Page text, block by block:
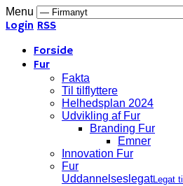
Menu
Login RSS
Forside
Fur
Fakta
Til tilflyttere
Helhedsplan 2024
Udvikling af Fur
Branding Fur
Emner
Innovation Fur
Fur
UddannelseslegatLegat til